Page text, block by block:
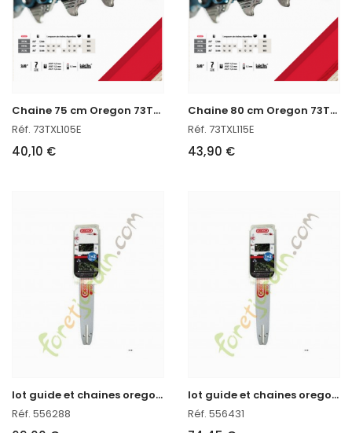
C
haine 75 cm Oregon 73TXL105E
Réf. 73TXL105E
40,10 €
C
haine 80 cm Oregon 73TXL115E
Réf. 73TXL115E
43,90 €
l
ot guide et chaines oregon réf : 556288 en stock
Réf. 556288
l
ot guide et chaines oregon réf : 556431 en stock
Réf. 556431